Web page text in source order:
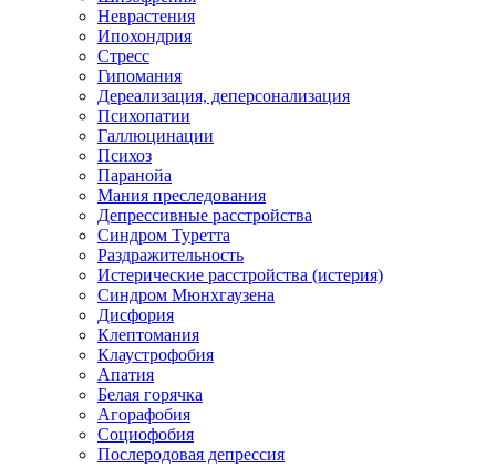
Неврастения
Ипохондрия
Стресс
Гипомания
Дереализация, деперсонализация
Психопатии
Галлюцинации
Психоз
Паранойа
Мания преследования
Депрессивные расстройства
Синдром Туретта
Раздражительность
Истерические расстройства (истерия)
Синдром Мюнхгаузена
Дисфория
Клептомания
Клаустрофобия
Апатия
Белая горячка
Агорафобия
Социофобия
Послеродовая депрессия